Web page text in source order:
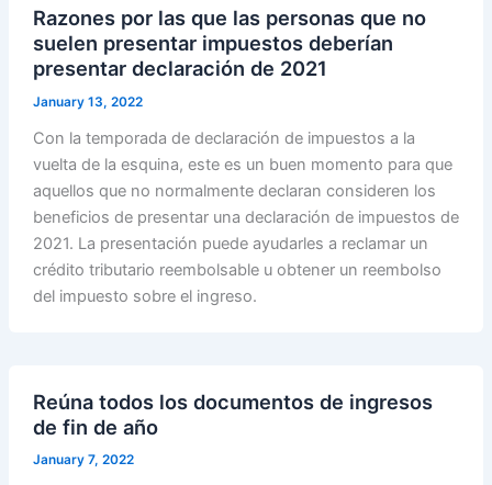
Razones por las que las personas que no
suelen presentar impuestos deberían
presentar declaración de 2021
January 13, 2022
Con la temporada de declaración de impuestos a la
vuelta de la esquina, este es un buen momento para que
aquellos que no normalmente declaran consideren los
beneficios de presentar una declaración de impuestos de
2021. La presentación puede ayudarles a reclamar un
crédito tributario reembolsable u obtener un reembolso
del impuesto sobre el ingreso.
Reúna todos los documentos de ingresos
de fin de año
January 7, 2022